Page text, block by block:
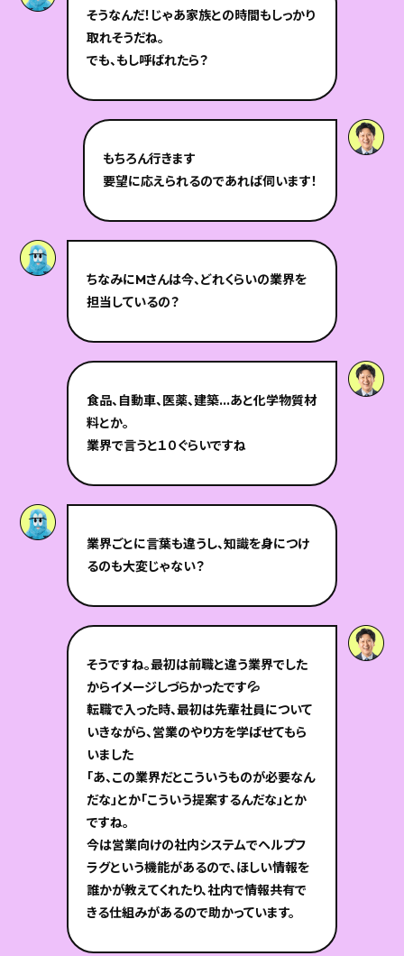
そうなんだ！じゃあ家族との時間もしっかり
取れそうだね。
でも、もし呼ばれたら？
もちろん行きます‍
要望に応えられるのであれば伺います！
ちなみにMさんは今、どれくらいの業界を
担当しているの？
食品、自動車、医薬、建築…あと化学物質材
料とか。
業界で言うと１０ぐらいですね
業界ごとに言葉も違うし、知識を身につけ
るのも大変じゃない？
そうですね。最初は前職と違う業界でした
からイメージしづらかったです💦
転職で入った時、最初は先輩社員について
いきながら、営業のやり方を学ばせてもら
いました
「あ、この業界だとこういうものが必要なん
だな」とか「こういう提案するんだな」とか
ですね。
今は営業向けの社内システムでヘルプフ
ラグという機能があるので、ほしい情報を
誰かが教えてくれたり、社内で情報共有で
きる仕組みがあるので助かっています。